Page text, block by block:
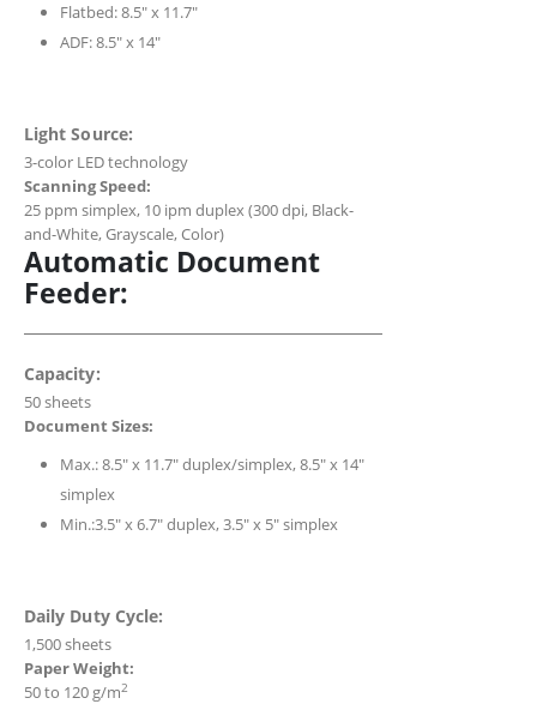
Flatbed: 8.5″ x 11.7″
ADF: 8.5″ x 14″
Light Source:
3-color LED technology
Scanning Speed:
25 ppm simplex, 10 ipm duplex (300 dpi, Black-
and-White, Grayscale, Color)
Automatic Document
Feeder:
Capacity:
50 sheets
Document Sizes:
Max.: 8.5″ x 11.7″ duplex/simplex, 8.5″ x 14″
simplex
Min.:3.5″ x 6.7″ duplex, 3.5″ x 5″ simplex
Daily Duty Cycle:
1,500 sheets
Paper Weight:
50 to 120 g/m2